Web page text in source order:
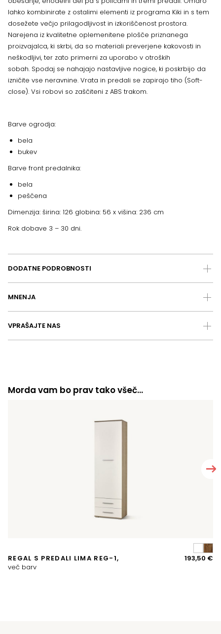
lahko kombinirate z ostalimi elementi iz programa Kiki in s tem
dosežete večjo prilagodljivost in izkoriščenost prostora.
Narejena iz kvalitetne oplemenitene plošče priznanega
proizvajalca, ki skrbi, da so materiali preverjene kakovosti in
neškodljivi, ter zato primerni za uporabo v otroških
sobah. Spodaj se nahajajo nastavljive nogice, ki poskrbijo da
izničite vse neravnine. Vrata in predali se zapirajo tiho (Soft-
close). Vsi robovi so zaščiteni z ABS trakom.
Barve ogrodja:
bela
bukev
Barve front predalnika:
bela
peščena
Dimenzija: širina: 126 globina: 56 x višina: 236 cm
Rok dobave 3 – 30 dni.
DODATNE PODROBNOSTI
MNENJA
VPRAŠAJTE NAS
Morda vam bo prav tako všeč…
REGAL S PREDALI LIMA REG-1,
več barv
193,50 €